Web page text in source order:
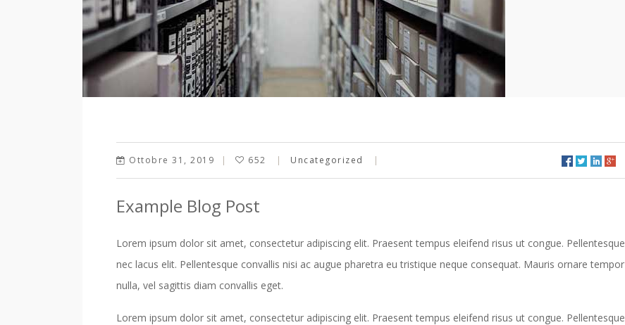
Ottobre 31, 2019 652 Uncategorized
Example Blog Post
Lorem ipsum dolor sit amet, consectetur adipiscing elit. Praesent tempus eleifend risus ut congue. Pellentesque
nec lacus elit. Pellentesque convallis nisi ac augue pharetra eu tristique neque consequat. Mauris ornare tempor
nulla, vel sagittis diam convallis eget.
Lorem ipsum dolor sit amet, consectetur adipiscing elit. Praesent tempus eleifend risus ut congue. Pellentesque